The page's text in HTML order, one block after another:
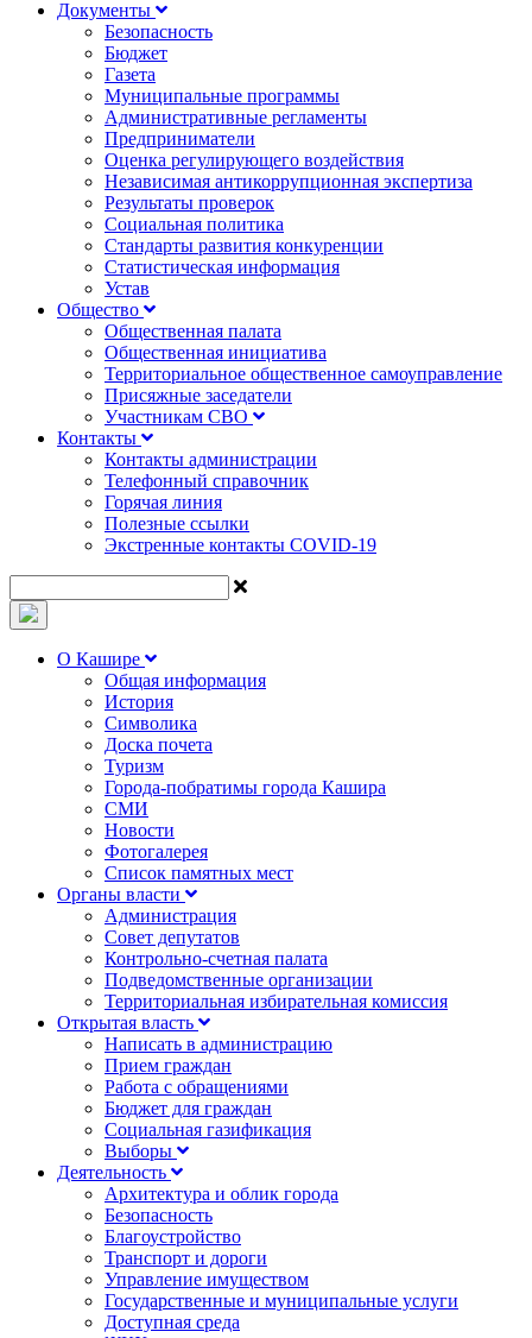
Документы
Безопасность
Бюджет
Газета
Муниципальные программы
Административные регламенты
Предприниматели
Оценка регулирующего воздействия
Независимая антикоррупционная экспертиза
Результаты проверок
Социальная политика
Стандарты развития конкуренции
Статистическая информация
Устав
Общество
Общественная палата
Общественная инициатива
Территориальное общественное самоуправление
Присяжные заседатели
Участникам СВО
Контакты
Контакты администрации
Телефонный справочник
Горячая линия
Полезные ссылки
Экстренные контакты COVID-19
О Кашире
Общая информация
История
Символика
Доска почета
Туризм
Города-побратимы города Кашира
СМИ
Новости
Фотогалерея
Список памятных мест
Органы власти
Администрация
Совет депутатов
Контрольно-счетная палата
Подведомственные организации
Территориальная избирательная комиссия
Открытая власть
Написать в администрацию
Прием граждан
Работа с обращениями
Бюджет для граждан
Социальная газификация
Выборы
Деятельность
Архитектура и облик города
Безопасность
Благоустройство
Транспорт и дороги
Управление имуществом
Государственные и муниципальные услуги
Доступная среда